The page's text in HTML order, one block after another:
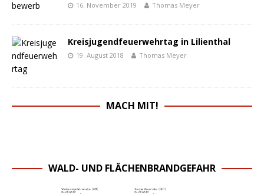
16. November 2019 Thomas Meyer
Kreisjugendfeuerwehrtag in Lilienthal
19. August 2018 Thomas Meyer
MACH MIT!
WALD- UND FLÄCHENBRANDGEFAHR